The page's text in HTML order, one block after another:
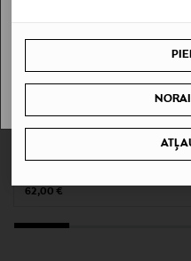
FRANCIJA
Teint Idole Ultra Wear Foundation
Original Price
62,00 €